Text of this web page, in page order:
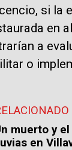
si la
en
a
o
muerto y
lluvias en